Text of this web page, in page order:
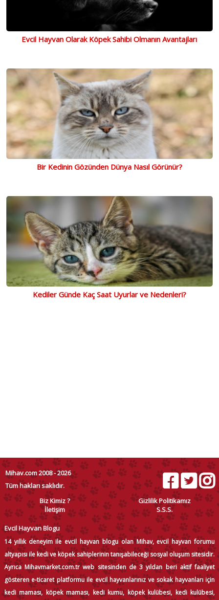
Evcil Hayvan Olarak Köpek Sahibi Olmanın Avantajları
Bir Kedinin Gözünden Dünya Nasıl Görünür?
Kediler Günde Kaç Saat Uyurlar ve Nedenleri?
Mihav.com 2008 - 2026
Tüm hakları saklıdır.
Biz Kimiz ?
Gizlilik Politikamız
İletişim
S.S.S.
Evcil Hayvan Blogu
14 yıllık deneyim ile evcil hayvan blogu olan Mihav, evcil hayvan forumu
altyapısı ile kedi ve köpek sahiplerinin tanışabileceği sosyal oluşum sitesidir.
Ayrıca Mihavmarket.com.tr web sitesinden de 3 yıldan beri aktif faaliyet
gösteren e-ticaret platformu ile evcil hayvanlarınız ve sokak hayvanları için
kedi maması, köpek maması, kedi kumu, köpek kulübesi, kedi kulübesi,